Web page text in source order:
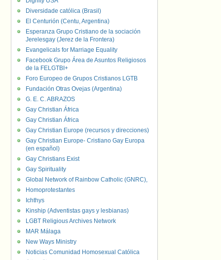
Diversidade católica (Brasil)
El Centurión (Centu, Argentina)
Esperanza Grupo Cristiano de la sociación
Jerelesgay (Jerez de la Frontera)
Evangelicals for Marriage Equality
Facebook Grupo Área de Asuntos Religiosos
de la FELGTBI+
Foro Europeo de Grupos Cristianos LGTB
Fundación Otras Ovejas (Argentina)
G. E. C. ABRAZOS
Gay Christian África
Gay Christian África
Gay Christian Europe (recursos y direcciones)
Gay Christian Europe- Cristiano Gay Europa
(en español)
Gay Christians Exist
Gay Spirituality
Global Network of Rainbow Catholic (GNRC),
Homoprotestantes
Ichthys
Kinship (Adventistas gays y lesbianas)
LGBT Religious Archives Network
MAR Málaga
New Ways Ministry
Noticias Comunidad Homosexual Católica